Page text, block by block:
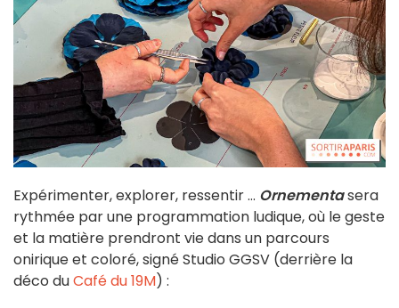
Expérimenter, explorer, ressentir ... Ornementasera
rythmée par une programmation ludique, où le geste
et la matière prendront vie dans un parcours
onirique et coloré, signé Studio GGSV (derrière la
déco duCafé du 19M) :